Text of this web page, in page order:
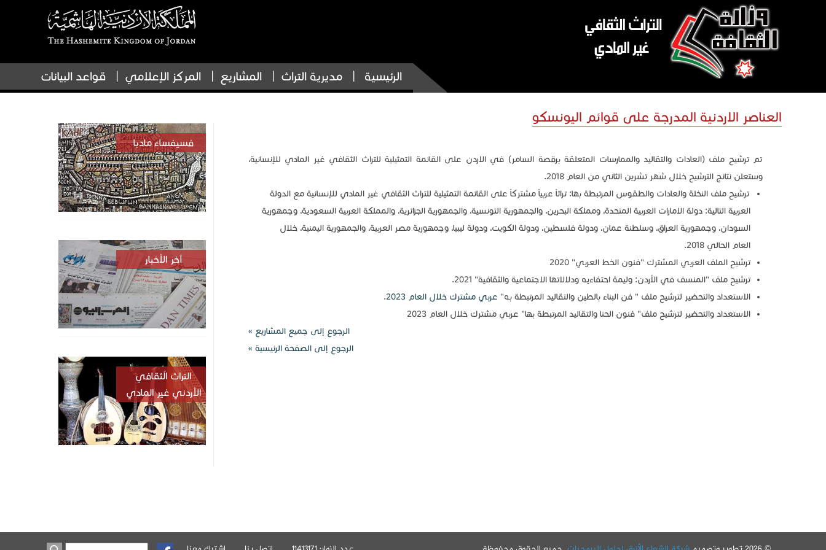
تجاوز إلى المحتوى الرئيسي
الرئيسية مديرية التراث المشاريع المركز الإعلامي قواعد البيانات
العناصر الاردنية المدرجة على قوائم اليونسكو
تم ترشيح ملف (العادات والتقاليد والممارسات المتعلقة برقصة السامر) في الاردن على القائمة التمثيلية للتراث الثقافي غير المادي للإنسانية،
وستعلن نتائج الترشيح خلال شهر تشرين الثاني من العام 2018.
ترشيح ملف النخلة والعادات والطقوس المرتبطة بها: تراثاً عربياً مشتركاً على القائمة التمثيلية للتراث الثقافي غير المادي للإنسانية مع الدولة
العربية التالية: دولة الامارات العربية المتحدة، ومملكة البحرين، والجمهورية التونسية، والجمهورية الجزائرية، والمملكة العربية السعودية، وجمهورية
السودان، وجمهورية العراق، وسلطنة عمان، ودولة فلسطين، ودولة الكويت، ودولة ليبيا، وجمهورية مصر العربية، والجمهورية اليمنية، خلال
العام الحالي 2018.
ترشيح الملف العربي المشترك "فنون الخط العربي" 2020
ترشيح ملف "المنسف في الأردن: وليمة احتفاءيه ودلالاتها الاجتماعية والثقافية" 2021.
الاستعداد والتحضير لترشيح ملف " فن البناء بالطين والتقاليد المرتبطة به" عربي مشترك خلال العام 2023.
الاستعداد والتحضير لترشيح ملف" فنون الحنا والتقاليد المرتبطة بها" عربي مشترك خلال العام 2023
الرجوع إلى جميع المشاريع »
الرجوع إلى الصفحة الرئيسية »
فسيفساء مادبا
آخر الأخبار
التراث الُثقافي
الأردني غير المادي